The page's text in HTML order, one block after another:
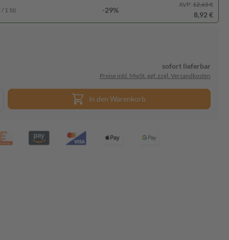
1 St) -29%
AVP: 12,65 €
8,92 €
sofort lieferbar
Preise inkl. MwSt. ggf. zzgl. Versandkosten
In den Warenkorb